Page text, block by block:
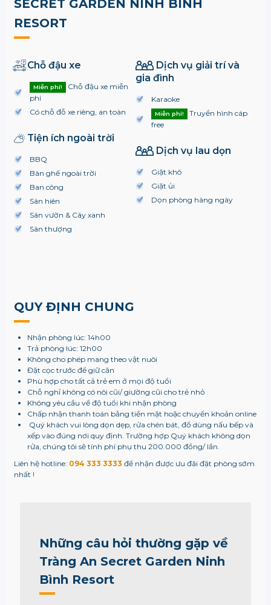
SECRET GARDEN NINH BÌNH
RESORT
Chỗ đậu xe
Miễn phí!
Chỗ đậu xe miễn
phí
Có chỗ đỗ xe riêng, an toàn
Tiện ích ngoài trời
BBQ
Bàn ghế ngoài trời
Ban công
Sân hiên
Sân vườn & Cây xanh
Sân thượng
Dịch vụ giải trí và
gia đình
Karaoke
Miễn phí!
Truyền hình cáp
free
Dịch vụ lau dọn
Giặt khô
Giặt ủi
Dọn phòng hàng ngày
QUY ĐỊNH CHUNG
Nhận phòng lúc: 14h00
Trả phòng lúc: 12h00
Không cho phép mang theo vật nuôi
Đặt cọc trước để giữ căn
Phù hợp cho tất cả trẻ em ở mọi độ tuổi
Chỗ nghỉ không có nôi cũi/ giường cũi cho trẻ nhỏ
Không yêu cầu về độ tuổi khi nhận phòng
Chấp nhận thanh toán bằng tiền mặt hoặc chuyển khoản online
Quý khách vui lòng dọn dẹp, rửa chén bát, đồ dùng nấu bếp và
xếp vào đúng nơi quy định. Trường hợp Quý khách không dọn
rửa, chúng tôi sẽ tính phí phụ thu 200.000 đồng/ lần.
Liên hệ hotline: 094 333 3333 để nhận được ưu đãi đặt phòng sớm
nhất !
Những câu hỏi thường gặp về
Tràng An Secret Garden Ninh
Bình Resort